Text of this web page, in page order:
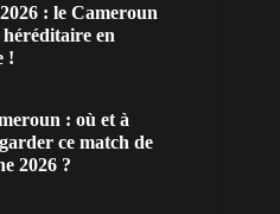
: le Cameroun
en
!
: où et à
ce match de
2026 ?